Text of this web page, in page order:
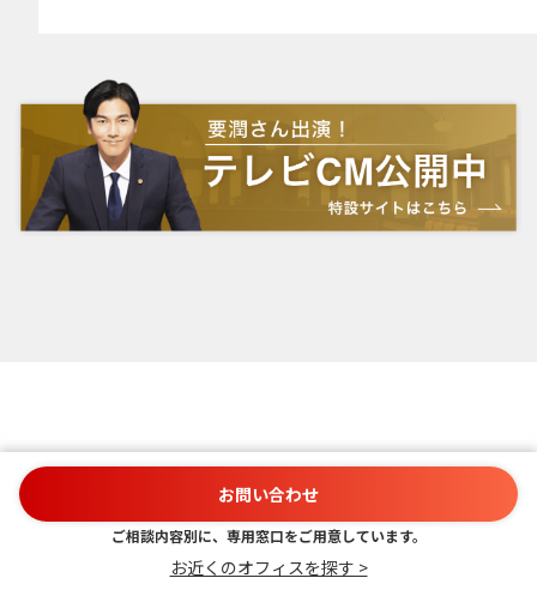
弁護士コラム
お問い合わせ
ご相談内容別に、専用窓口をご用意しています。
お近くのオフィスを探す >